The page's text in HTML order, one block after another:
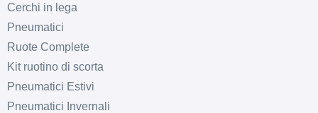
Cerchi in lega
Pneumatici
Ruote Complete
Kit ruotino di scorta
Pneumatici Estivi
Pneumatici Invernali